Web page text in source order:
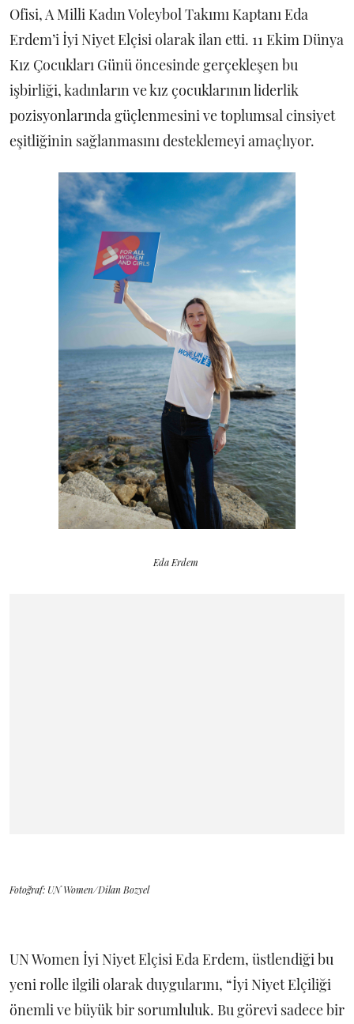
Ofisi, A Milli Kadın Voleybol Takımı Kaptanı Eda
Erdem’i İyi Niyet Elçisi olarak ilan etti. 11 Ekim Dünya
Kız Çocukları Günü öncesinde gerçekleşen bu
işbirliği, kadınların ve kız çocuklarının liderlik
pozisyonlarında güçlenmesini ve toplumsal cinsiyet
eşitliğinin sağlanmasını desteklemeyi amaçlıyor.
Eda Erdem
Fotoğraf: UN Women/Dilan Bozyel
UN Women İyi Niyet Elçisi Eda Erdem, üstlendiği bu
yeni rolle ilgili olarak duygularını, “İyi Niyet Elçiliği
önemli ve büyük bir sorumluluk. Bu görevi sadece bir